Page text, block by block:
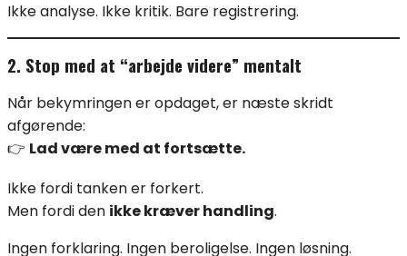
Ikke analyse. Ikke kritik. Bare registrering.
2. Stop med at “arbejde videre” mentalt
Når bekymringen er opdaget, er næste skridt
afgørende:
👉 Lad være med at fortsætte.
Ikke fordi tanken er forkert.
Men fordi den ikke kræver handling.
Ingen forklaring. Ingen beroligelse. Ingen løsning.